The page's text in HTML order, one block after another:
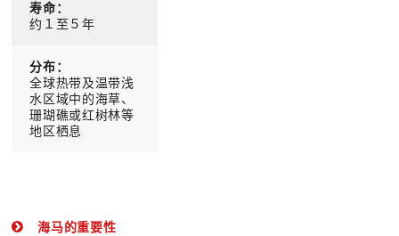
寿命：
约１至５年
分布：
全球热带及温带浅
水区域中的海草、
珊瑚礁或红树林等
地区栖息
海马的重要性